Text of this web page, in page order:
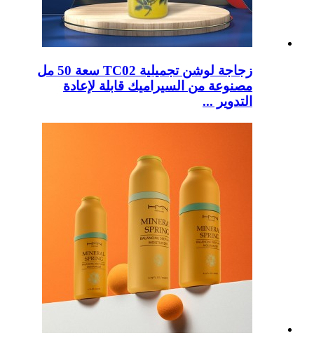
زجاجة لوشن تجميلية TC02 سعة 50 مل
مصنوعة من السيراميك قابلة لإعادة
التدوير ...